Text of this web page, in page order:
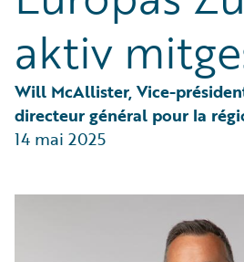
aktiv
Will McAllister, Vice-
directeur général pour la
14 mai 2025